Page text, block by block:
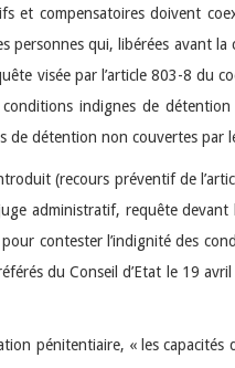
compensatoires doivent
qui, libérées avant
visée par l’article 803-8 du
indignes de
de détention non couvertes par
(recours préventif de
administratif, requête
contester l’indignité des
du Conseil d’Etat le 19
pénitentiaire, « les capacités